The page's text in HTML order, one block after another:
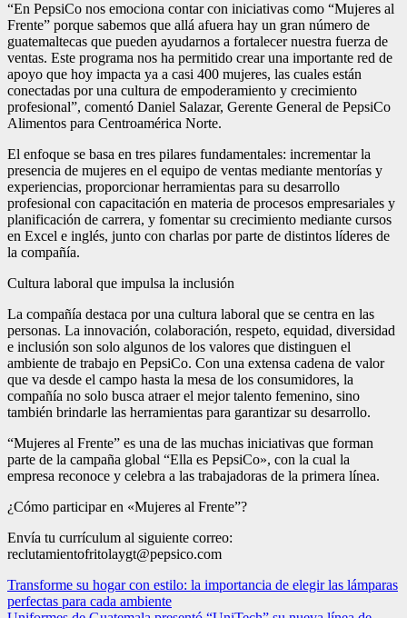
“En PepsiCo nos emociona contar con iniciativas como “Mujeres al
Frente” porque sabemos que allá afuera hay un gran número de
guatemaltecas que pueden ayudarnos a fortalecer nuestra fuerza de
ventas. Este programa nos ha permitido crear una importante red de
apoyo que hoy impacta ya a casi 400 mujeres, las cuales están
conectadas por una cultura de empoderamiento y crecimiento
profesional”, comentó Daniel Salazar, Gerente General de PepsiCo
Alimentos para Centroamérica Norte.
El enfoque se basa en tres pilares fundamentales: incrementar la
presencia de mujeres en el equipo de ventas mediante mentorías y
experiencias, proporcionar herramientas para su desarrollo
profesional con capacitación en materia de procesos empresariales y
planificación de carrera, y fomentar su crecimiento mediante cursos
en Excel e inglés, junto con charlas por parte de distintos líderes de
la compañía.
Cultura laboral que impulsa la inclusión
La compañía destaca por una cultura laboral que se centra en las
personas. La innovación, colaboración, respeto, equidad, diversidad
e inclusión son solo algunos de los valores que distinguen el
ambiente de trabajo en PepsiCo. Con una extensa cadena de valor
que va desde el campo hasta la mesa de los consumidores, la
compañía no solo busca atraer el mejor talento femenino, sino
también brindarle las herramientas para garantizar su desarrollo.
“Mujeres al Frente” es una de las muchas iniciativas que forman
parte de la campaña global “Ella es PepsiCo», con la cual la
empresa reconoce y celebra a las trabajadoras de la primera línea.
¿Cómo participar en «Mujeres al Frente”?
Envía tu currículum al siguiente correo:
reclutamientofritolaygt@pepsico.com
Navegación
de
Transforme su hogar con estilo: la importancia de elegir las lámparas
perfectas para cada ambiente